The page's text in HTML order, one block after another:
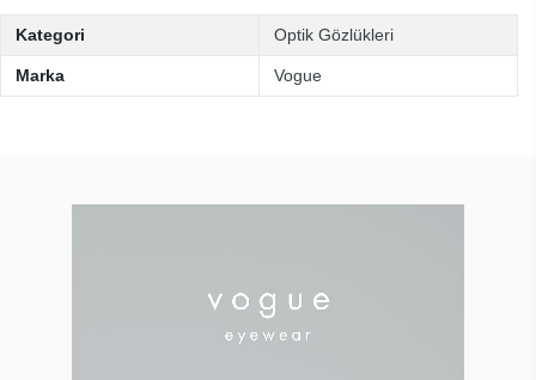
Kategori Optik Gözlükleri
Marka Vogue